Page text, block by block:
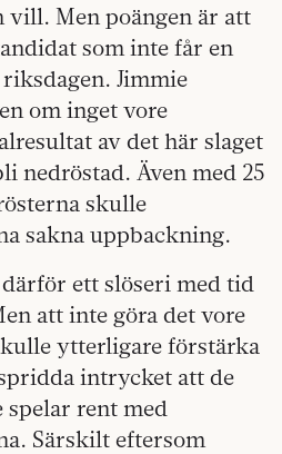
vill. Men poängen är att
som inte får en
Jimmie
om inget vore
av det här slaget
nedröstad. Även med 25
skulle
sakna uppbackning.
ett slöseri med tid
att inte göra det vore
ytterligare förstärka
intrycket att de
rent med
Särskilt eftersom